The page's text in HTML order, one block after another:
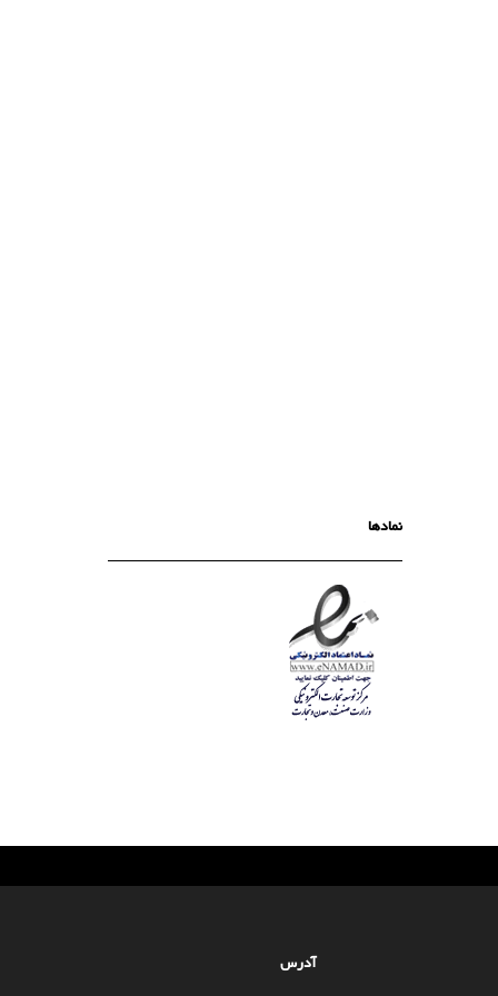
نمادها
آدرس